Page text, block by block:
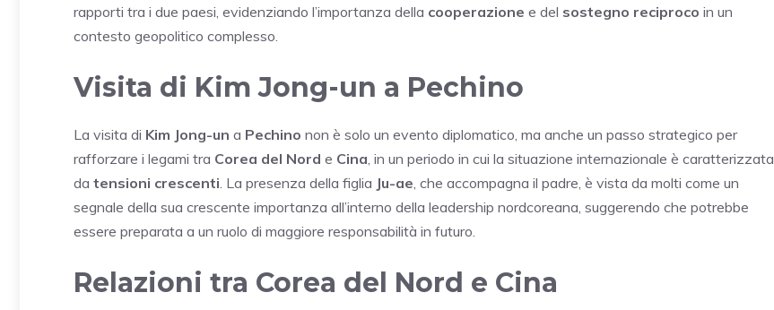
rapporti tra i due paesi, evidenziando l’importanza della cooperazione e del sostegno reciproco in un
contesto geopolitico complesso.
Visita di Kim Jong-un a Pechino
La visita di Kim Jong-un a Pechino non è solo un evento diplomatico, ma anche un passo strategico per
rafforzare i legami tra Corea del Nord e Cina, in un periodo in cui la situazione internazionale è caratterizzata
da tensioni crescenti. La presenza della figlia Ju-ae, che accompagna il padre, è vista da molti come un
segnale della sua crescente importanza all’interno della leadership nordcoreana, suggerendo che potrebbe
essere preparata a un ruolo di maggiore responsabilità in futuro.
Relazioni tra Corea del Nord e Cina